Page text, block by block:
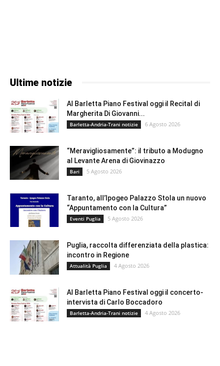
Ultime notizie
Al Barletta Piano Festival oggi il Recital di
Margherita Di Giovanni...
Barletta-Andria-Trani notizie 6 Agosto 2026
“Meravigliosamente”: il tributo a Modugno
al Levante Arena di Giovinazzo
Bari 5 Agosto 2026
Taranto, all’Ipogeo Palazzo Stola un nuovo
“Appuntamento con la Cultura”
Eventi Puglia 5 Agosto 2026
Puglia, raccolta differenziata della plastica:
incontro in Regione
Attualità Puglia 4 Agosto 2026
Al Barletta Piano Festival oggi il concerto-
intervista di Carlo Boccadoro
Barletta-Andria-Trani notizie 4 Agosto 2026